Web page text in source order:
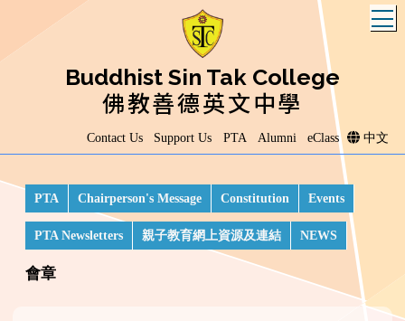
Buddhist Sin Tak College
佛教善德英文中學
Contact Us Support Us PTA Alumni eClass 中文
PTA Chairperson's Message Constitution Events
PTA Newsletters 親子教育網上資源及連結 NEWS
會章